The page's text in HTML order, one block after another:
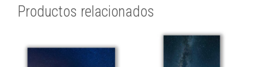
Productos relacionados